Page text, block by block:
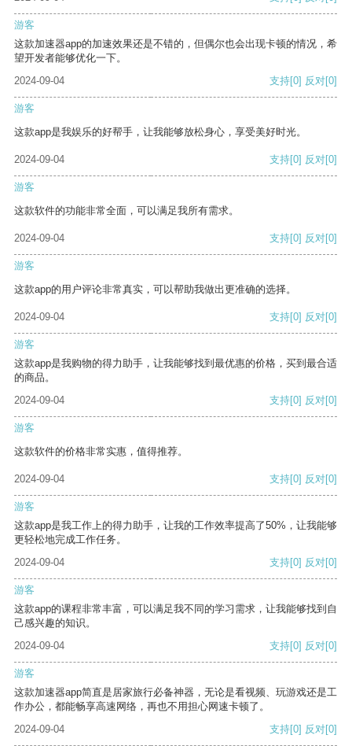
游客
这款加速器app的加速效果还是不错的，但偶尔也会出现卡顿的情况，希
望开发者能够优化一下。
2024-09-04
支持[0] 反对[0]
游客
这款app是我娱乐的好帮手，让我能够放松身心，享受美好时光。
2024-09-04 支持[0] 反对[0]
游客
这款软件的功能非常全面，可以满足我所有需求。
2024-09-04 支持[0] 反对[0]
游客
这款app的用户评论非常真实，可以帮助我做出更准确的选择。
2024-09-04 支持[0] 反对[0]
游客
这款app是我购物的得力助手，让我能够找到最优惠的价格，买到最合适
的商品。
2024-09-04
支持[0] 反对[0]
游客
这款软件的价格非常实惠，值得推荐。
2024-09-04 支持[0] 反对[0]
游客
这款app是我工作上的得力助手，让我的工作效率提高了50%，让我能够
更轻松地完成工作任务。
2024-09-04
支持[0] 反对[0]
游客
这款app的课程非常丰富，可以满足我不同的学习需求，让我能够找到自
己感兴趣的知识。
2024-09-04
支持[0] 反对[0]
游客
这款加速器app简直是居家旅行必备神器，无论是看视频、玩游戏还是工
作办公，都能畅享高速网络，再也不用担心网速卡顿了。
2024-09-04
支持[0] 反对[0]